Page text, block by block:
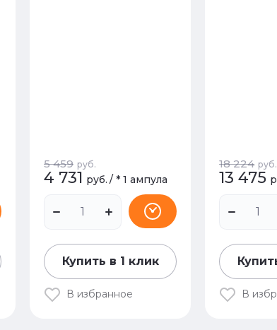
5 459 руб.
4 731 руб. / * 1 ампула
Купить в 1 клик
В избранное
18 224 руб.
13 475
В